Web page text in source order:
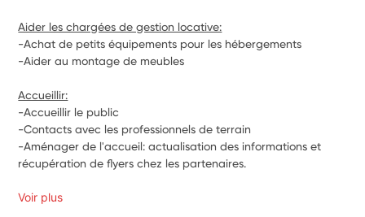
Aider les chargées de gestion locative:
-Achat de petits équipements pour les hébergements
-Aider au montage de meubles
Accueillir:
-Accueillir le public
-Contacts avec les professionnels de terrain
-Aménager de l'accueil: actualisation des informations et
récupération de flyers chez les partenaires.
Voir plus